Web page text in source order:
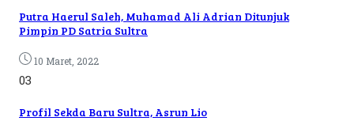
Putra Haerul Saleh, Muhamad Ali Adrian Ditunjuk
Pimpin PD Satria Sultra
10 Maret, 2022
03
Profil Sekda Baru Sultra, Asrun Lio